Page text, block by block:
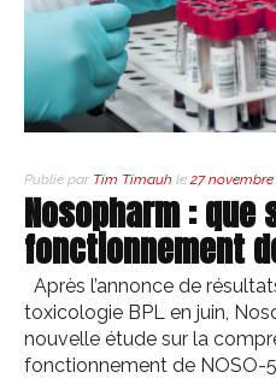
Publié par Tim Timauh le 27 novembre
Nosopharm : que
fonctionnement
Après l’annonce de
toxicologie BPL en juin,
nouvelle étude sur la
fonctionnement de NOSO-